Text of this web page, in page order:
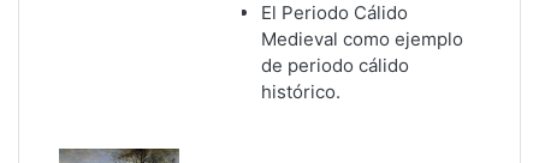
El Periodo Cálido
Medieval como ejemplo
de periodo cálido
histórico.